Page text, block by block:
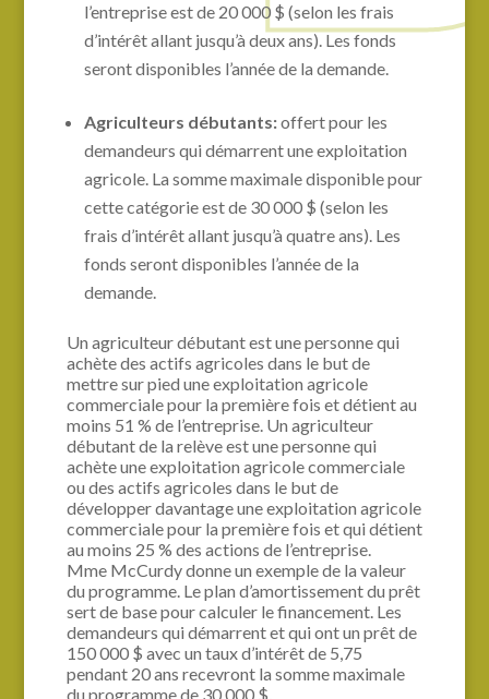
l’entreprise est de 20 000 $ (selon les frais
d’intérêt allant jusqu’à deux ans). Les fonds
seront disponibles l’année de la demande.
Agriculteurs débutants:offert pour les
demandeurs qui démarrent une exploitation
agricole. La somme maximale disponible pour
cette catégorie est de 30 000 $ (selon les
frais d’intérêt allant jusqu’à quatre ans). Les
fonds seront disponibles l’année de la
demande.
Un agriculteur débutant est une personne qui
achète des actifs agricoles dans le but de
mettre sur pied une exploitation agricole
commerciale pour la première fois et détient au
moins 51 % de l’entreprise. Un agriculteur
débutant de la relève est une personne qui
achète une exploitation agricole commerciale
ou des actifs agricoles dans le but de
développer davantage une exploitation agricole
commerciale pour la première fois et qui détient
au moins 25 % des actions de l’entreprise.
Mme McCurdy donne un exemple de la valeur
du programme. Le plan d’amortissement du prêt
sert de base pour calculer le financement. Les
demandeurs qui démarrent et qui ont un prêt de
150 000 $ avec un taux d’intérêt de 5,75
pendant 20 ans recevront la somme maximale
du programme de 30 000 $.